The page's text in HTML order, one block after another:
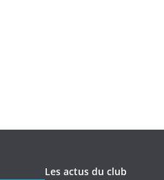
Les actus du club